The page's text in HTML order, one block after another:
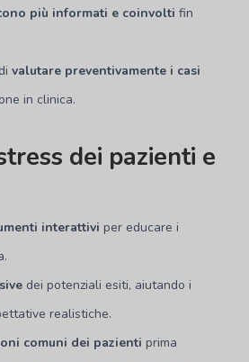
più informati e coinvolti fin
valutare preventivamente i casi
in clinica.
dei pazienti e
interattivi per educare i
dei potenziali esiti, aiutando i
realistiche.
comuni dei pazienti prima